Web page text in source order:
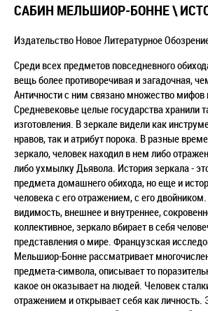
САБИН МЕЛЬШИОР-БОННЕ \
Издательство Новое Литературное
Среди всех предметов повседневного
вещь более противоречивая и загадочная,
Античности с ним связано множество мифов
Средневековье целые государства хранили
изготовления. В зеркале видели как
нравов, так и атрибут порока. В разные
зеркало, человек находил в нем либо
либо ухмылку Дьявола. История зеркала -
предмета домашнего обихода, но еще и
человека с его отражением, с его
видимость, внешнее и внутреннее,
коллективное, зеркало вбирает в себя
представления о мире. Французская
Мельшиор-Бонне рассматривает
предмета-символа, описывает то
какое он оказывает на людей. Человек
отражением и открывает себя как личность.